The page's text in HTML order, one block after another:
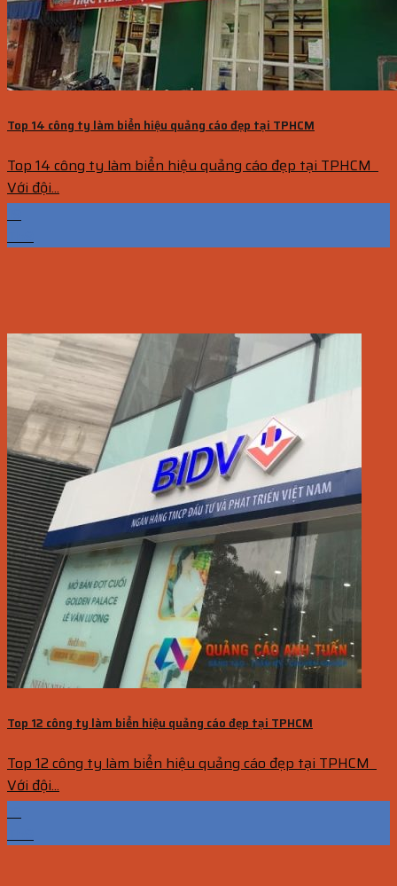
Top 14 công ty làm biển hiệu quảng cáo đẹp tại TPHCM
Top 14 công ty làm biển hiệu quảng cáo đẹp tại TPHCM
Với đội...
Top 12 công ty làm biển hiệu quảng cáo đẹp tại TPHCM
Top 12 công ty làm biển hiệu quảng cáo đẹp tại TPHCM
Với đội...